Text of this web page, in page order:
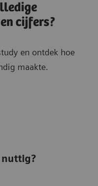
cijfers?
en ontdek hoe
maakte.
nuttig?